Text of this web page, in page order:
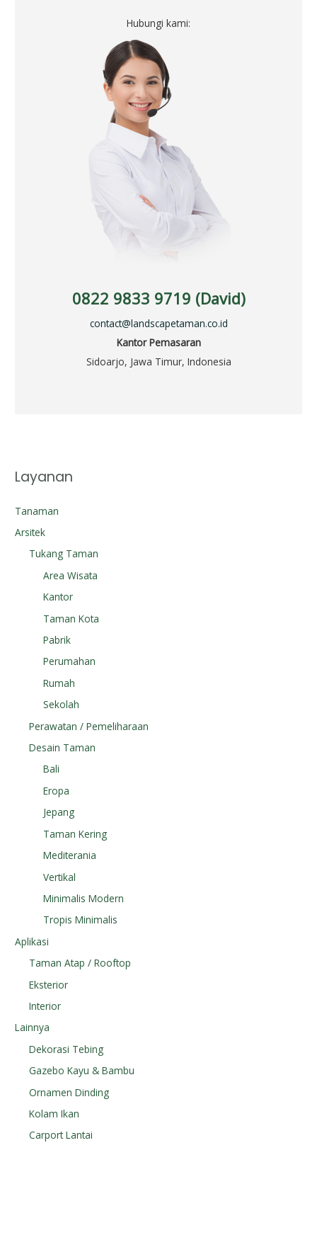
Hubungi kami:
0822 9833 9719 (David)
contact@landscapetaman.co.id
Kantor Pemasaran
Sidoarjo, Jawa Timur, Indonesia
Layanan
Tanaman
Arsitek
Tukang Taman
Area Wisata
Kantor
Taman Kota
Pabrik
Perumahan
Rumah
Sekolah
Perawatan / Pemeliharaan
Desain Taman
Bali
Eropa
Jepang
Taman Kering
Mediterania
Vertikal
Minimalis Modern
Tropis Minimalis
Aplikasi
Taman Atap / Rooftop
Eksterior
Interior
Lainnya
Dekorasi Tebing
Gazebo Kayu & Bambu
Ornamen Dinding
Kolam Ikan
Carport Lantai